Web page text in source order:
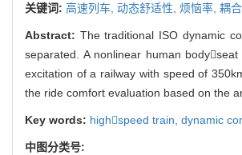
关键词: 高速列车, 动态舒适性, 烦恼率, 耦
Abstract: The traditional ISO dynamic
separated. A nonlinear human
excitation of a railway with speed of
the ride comfort evaluation based on the
Key words: highspeed train, dynamic
中图分类号: